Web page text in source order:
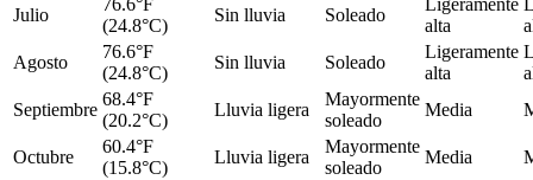
Julio
76.6°F
(24.8°C)
Sin lluvia Soleado
Ligeramente
alta
Agosto
76.6°F
(24.8°C)
Sin lluvia Soleado
Ligeramente
alta
Septiembre
68.4°F
(20.2°C)
Lluvia ligera
Mayormente
soleado
Media
Octubre
60.4°F
(15.8°C)
Lluvia ligera
Mayormente
soleado
Media